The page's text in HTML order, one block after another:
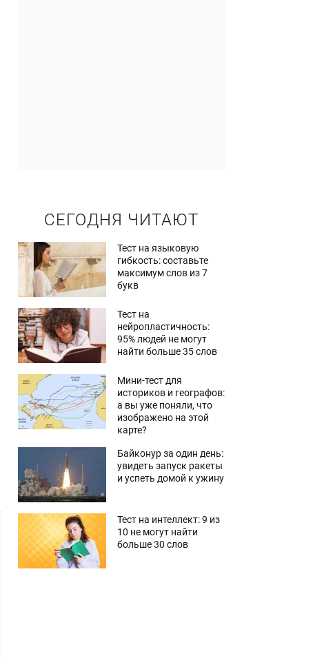
СЕГОДНЯ ЧИТАЮТ
Тест на языковую
гибкость: составьте
максимум слов из 7
букв
Тест на
нейропластичность:
95% людей не могут
найти больше 35 слов
Мини-тест для
историков и географов:
а вы уже поняли, что
изображено на этой
карте?
Байконур за один день:
увидеть запуск ракеты
и успеть домой к ужину
Тест на интеллект: 9 из
10 не могут найти
больше 30 слов